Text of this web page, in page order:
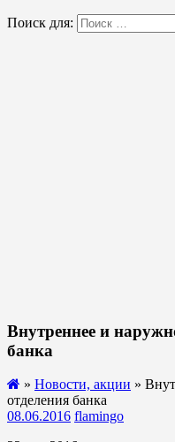
Поиск для:
Внутреннее и
банка
» Новости, акции »
отделения банка
08.06.2016 flamingo